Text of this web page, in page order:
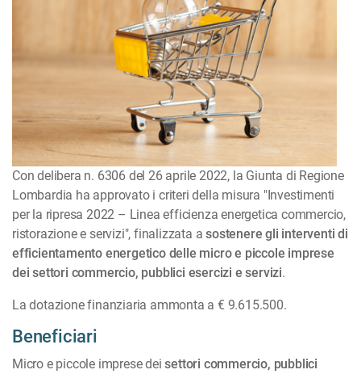
Con delibera n. 6306 del 26 aprile 2022, la Giunta di Regione
Lombardia ha approvato i criteri della misura "Investimenti
per la ripresa 2022 – Linea efficienza energetica commercio,
ristorazione e servizi", finalizzata asostenere gli interventi di
efficientamento energetico delle micro e piccole imprese
dei settori commercio, pubblici esercizi e servizi.
La dotazione finanziaria ammonta a € 9.615.500.
Beneficiari
Micro e piccole imprese deisettori commercio, pubblici